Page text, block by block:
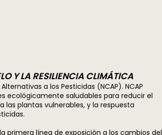
Y LA RESILIENCIA CLIMÁTICA
a los Pesticidas (NCAP). NCAP
ecológicamente saludables para reducir el
plantas vulnerables, y la respuesta
primera línea de exposición a los cambios del